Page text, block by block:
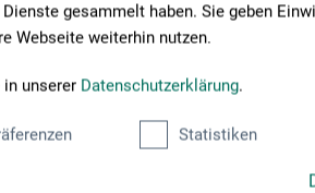
gesammelt haben. Sie geben
Webseite weiterhin nutzen.
unserer Datenschutzerklärung.
Statistiken